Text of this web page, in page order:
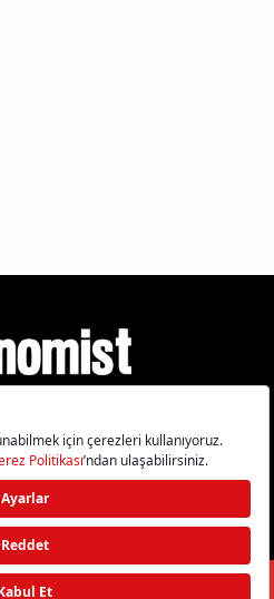
Politikası Çerezleri Sıfırla
Künye İletişim